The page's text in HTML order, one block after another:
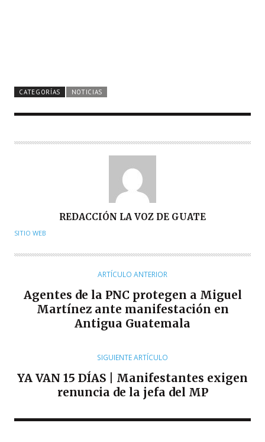
CATEGORÍAS NOTICIAS
U
O
REDACCIÓN LA VOZ DE GUATE
SITIO WEB
ARTÍCULO ANTERIOR
Agentes de la PNC protegen a Miguel
Martínez ante manifestación en
Antigua Guatemala
SIGUIENTE ARTÍCULO
YA VAN 15 DÍAS | Manifestantes exigen
renuncia de la jefa del MP